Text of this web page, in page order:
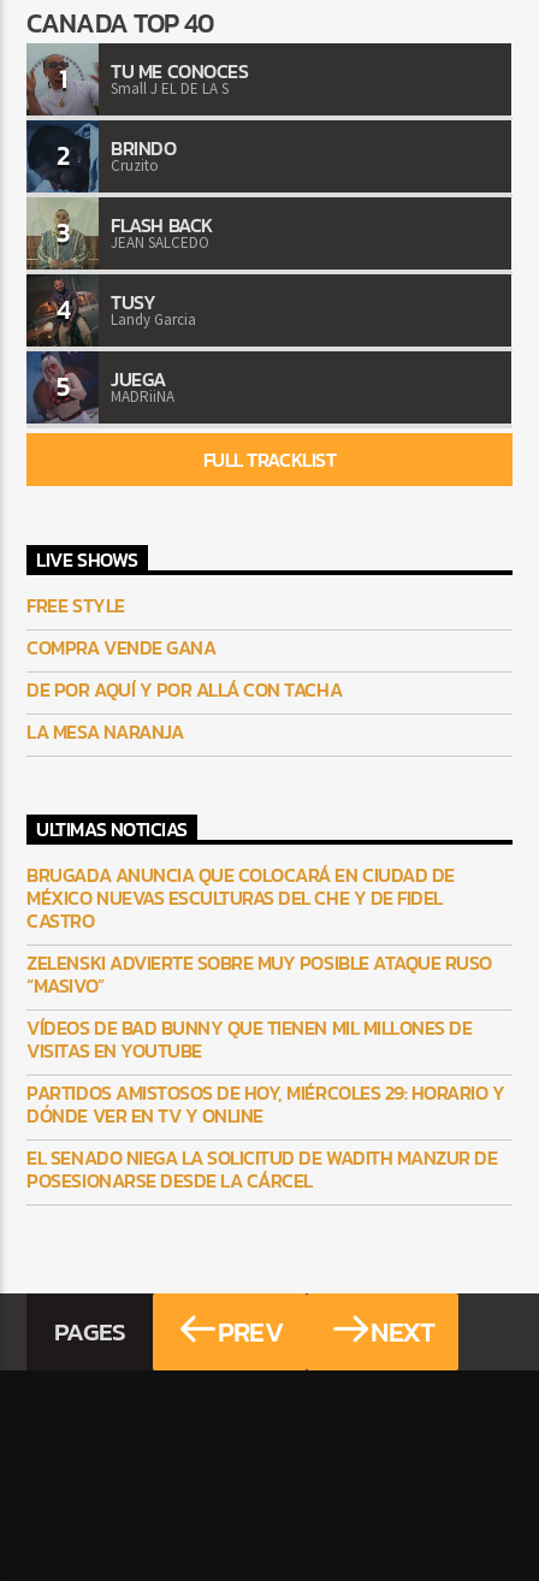
CANADA TOP 40
1 TU ME CONOCES
Small J EL DE LA S
2 BRINDO
Cruzito
3 FLASH BACK
JEAN SALCEDO
4 TUSY
Landy Garcia
5 JUEGA
MADRiiNA
FULL TRACKLIST
LIVE SHOWS
FREE STYLE
COMPRA VENDE GANA
DE POR AQUÍ Y POR ALLÁ CON TACHA
LA MESA NARANJA
ULTIMAS NOTICIAS
BRUGADA ANUNCIA QUE COLOCARÁ EN CIUDAD DE
MÉXICO NUEVAS ESCULTURAS DEL CHE Y DE FIDEL
CASTRO
ZELENSKI ADVIERTE SOBRE MUY POSIBLE ATAQUE RUSO
“MASIVO”
VÍDEOS DE BAD BUNNY QUE TIENEN MIL MILLONES DE
VISITAS EN YOUTUBE
PARTIDOS AMISTOSOS DE HOY, MIÉRCOLES 29: HORARIO Y
DÓNDE VER EN TV Y ONLINE
EL SENADO NIEGA LA SOLICITUD DE WADITH MANZUR DE
POSESIONARSE DESDE LA CÁRCEL
PAGES PREV NEXT